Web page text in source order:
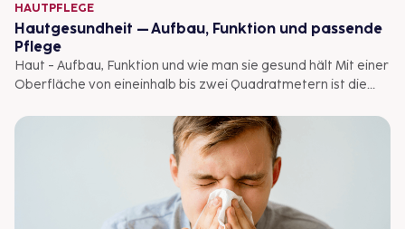
HAUTPFLEGE
Hautgesundheit – Aufbau, Funktion und passende
Pflege
Haut - Aufbau, Funktion und wie man sie gesund hält Mit einer
Oberfläche von eineinhalb bis zwei Quadratmetern ist die
Menge, teilweise lebenswichtiger, Funktionen. Milliarden von
Hautzellen und circa 10.000 Bakterienarten schützen den
menschlichen Körper beispielsweise vor Krankheitserregern
und UV-Strahlen. Auf äußere Einflüsse aber auch innere Vor-
gänge reagiert das Schutzorgan oft sehr sensibel und
sichtbar. Es lohnt sich, seine Haut gut zu pflegen. Für eine